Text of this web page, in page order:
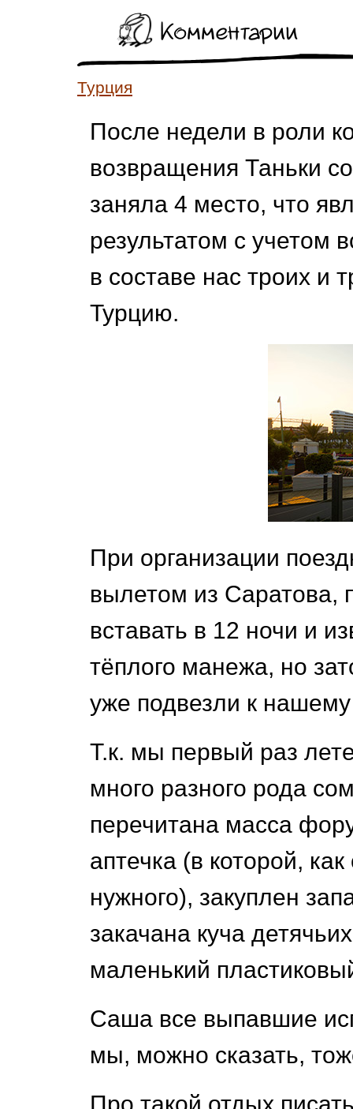
Комментарии
Турция
После недели в роли
возвращения Таньки
заняла 4 место, что
результатом с учетом
в составе нас троих и
Турцию.
При организации
вылетом из Саратова,
вставать в 12 ночи и
тёплого манежа, но
уже подвезли к
Т.к. мы первый раз
много разного рода
перечитана масса
аптечка (в которой,
нужного), закуплен
закачана куча
маленький
Саша все выпавшие
мы, можно сказать,